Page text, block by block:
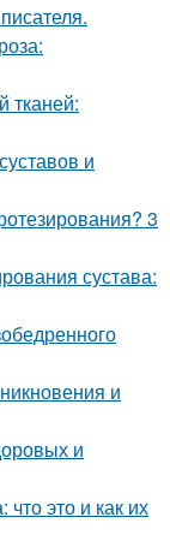
тканей:
и
3
сустава:
и
и
это и как их